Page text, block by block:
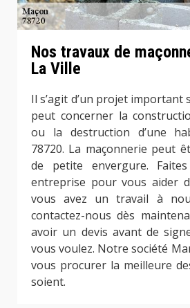
Nos travaux de
La Ville
Il s’agit d’un projet important
peut concerner la
ou la destruction d’une
78720. La maçonnerie peut
de petite envergure.
entreprise pour vous aider
vous avez un travail à
contactez-nous dès
avoir un devis avant de
vous voulez. Notre société
vous procurer la meilleure
soient.